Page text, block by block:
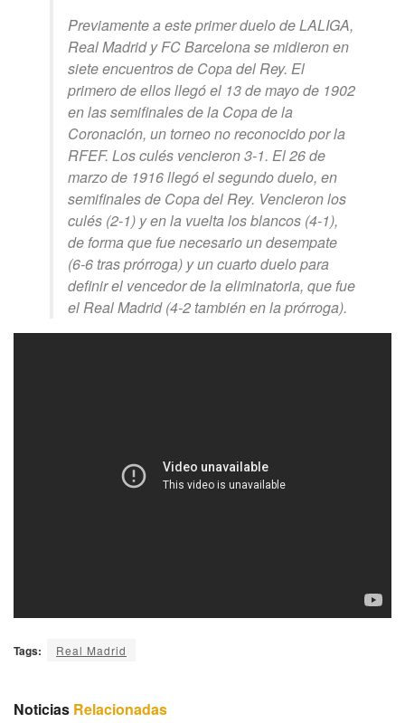
Previamente a este primer duelo de LALIGA,
Real Madrid y FC Barcelona se midieron en
siete encuentros de Copa del Rey. El
primero de ellos llegó el 13 de mayo de 1902
en las semifinales de la Copa de la
Coronación, un torneo no reconocido por la
RFEF. Los culés vencieron 3-1. El 26 de
marzo de 1916 llegó el segundo duelo, en
semifinales de Copa del Rey. Vencieron los
culés (2-1) y en la vuelta los blancos (4-1),
de forma que fue necesario un desempate
(6-6 tras prórroga) y un cuarto duelo para
definir el vencedor de la eliminatoria, que fue
el Real Madrid (4-2 también en la prórroga).
Tags: Real Madrid
Noticias Relacionadas